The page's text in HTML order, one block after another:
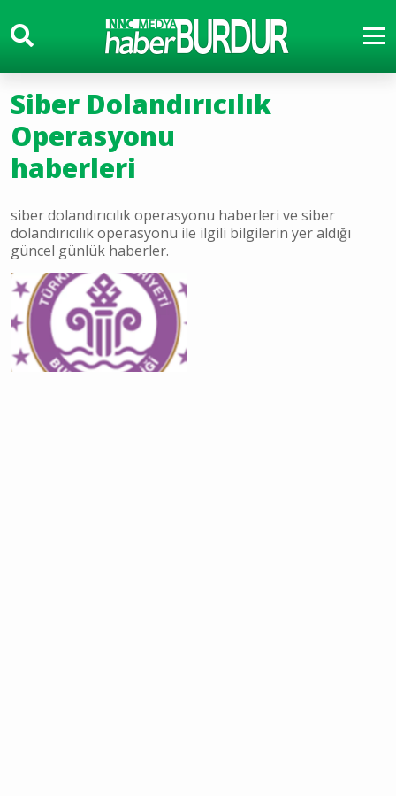
Siber Dolandırıcılık
Operasyonu
haberleri
siber dolandırıcılık operasyonu haberleri ve siber
dolandırıcılık operasyonu ile ilgili bilgilerin yer aldığı
güncel günlük haberler.